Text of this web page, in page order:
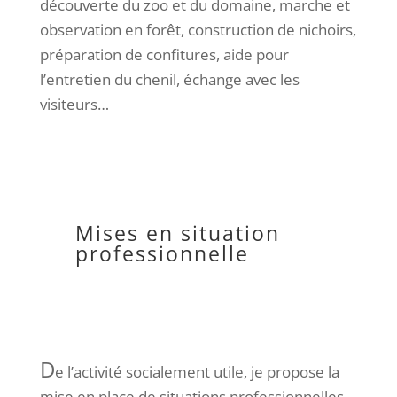
découverte du zoo et du domaine, marche et
observation en forêt, construction de nichoirs,
préparation de confitures, aide pour
l’entretien du chenil, échange avec les
visiteurs…
Mises en situation
professionnelle
De l’activité socialement utile, je propose la